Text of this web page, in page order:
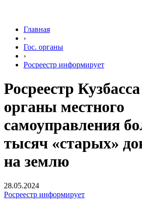
Главная
›
Гос. органы
›
Росреестр информирует
Росреестр
органы местного
самоуправления
тысяч «старых»
на землю
28.05.2024
Росреестр информирует